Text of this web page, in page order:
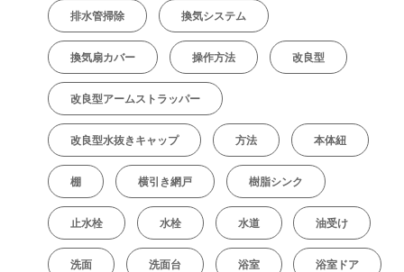
排水管掃除 換気システム
換気扇カバー 操作方法 改良型
改良型アームストラッパー
改良型水抜きキャップ 方法 本体紐
棚 横引き網戸 樹脂シンク
止水栓 水栓 水道 油受け
洗面 洗面台 浴室 浴室ドア